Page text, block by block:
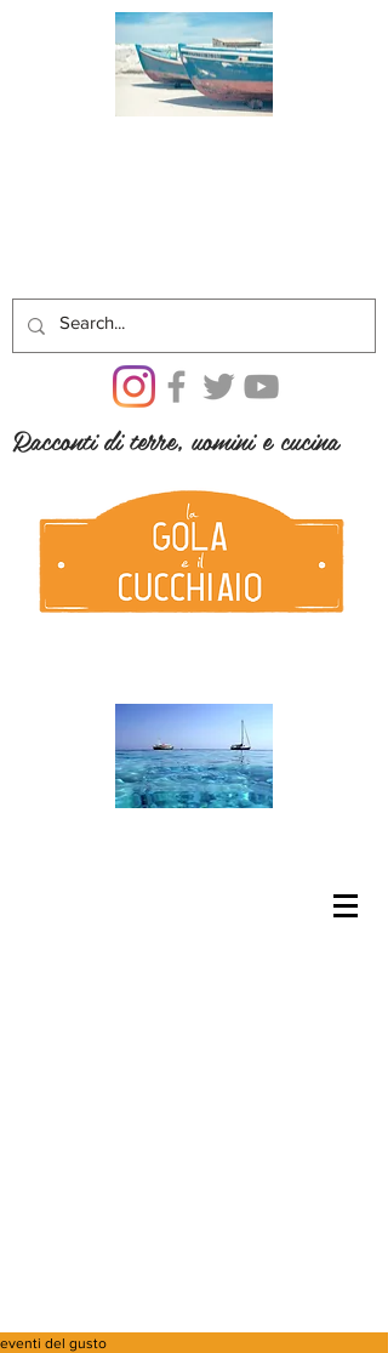
Racconti di terre, uomini e cucina
eventi del gusto